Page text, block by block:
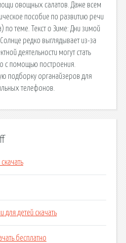
овощных салатов. Даже всем
пособие по развитию речи
по теме. Текст о Зиме: Дни зимой
редко выглядывает из-за
деятельности могут стать
с помощью построения.
подборку органайзеров для
телефонов.
для детей скачать
бесплатно